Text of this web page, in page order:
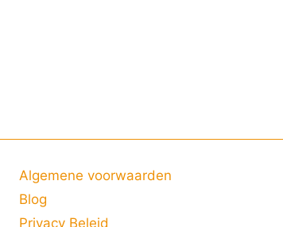
Algemene voorwaarden
Blog
Privacy Beleid